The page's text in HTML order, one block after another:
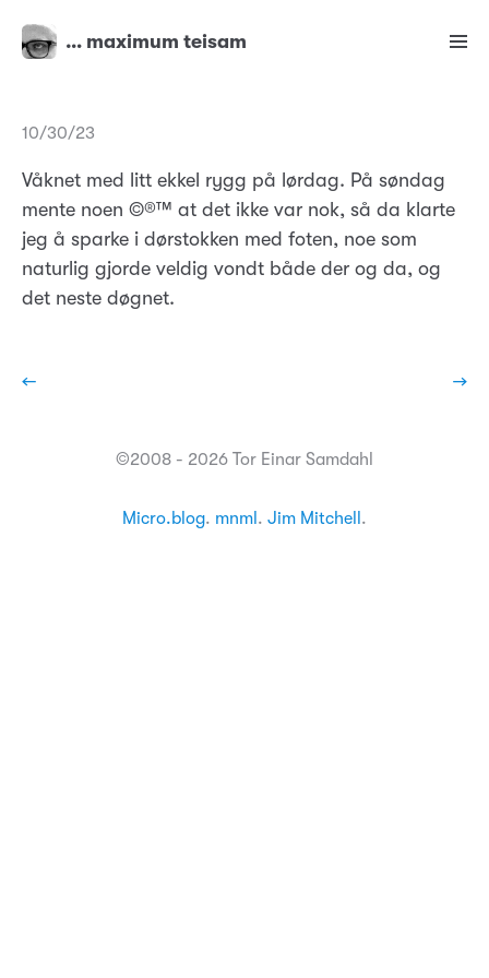
… maximum teisam
10/30/23
Våknet med litt ekkel rygg på lørdag. På søndag
mente noen ©®™ at det ikke var nok, så da klarte
jeg å sparke i dørstokken med foten, noe som
naturlig gjorde veldig vondt både der og da, og
det neste døgnet.
← →
©2008 - 2026 Tor Einar Samdahl
Micro.blog. mnml . Jim Mitchell .